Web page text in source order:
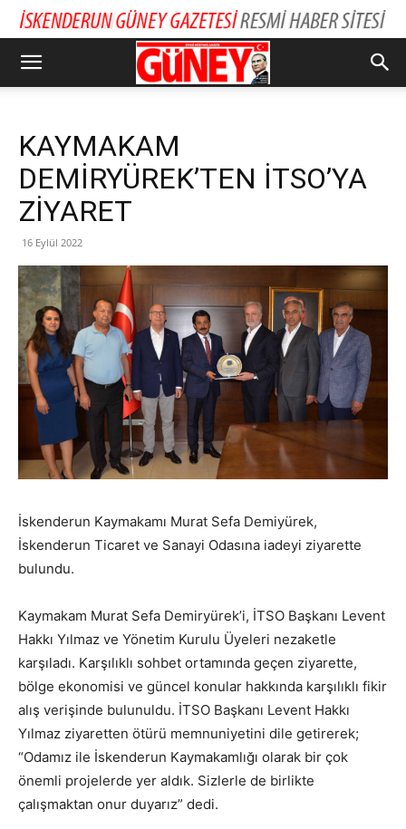
KAYMAKAM
DEMİRYÜREK’TEN İTSO’YA
ZİYARET
16 Eylül 2022
İskenderun Kaymakamı Murat Sefa Demiyürek,
İskenderun Ticaret ve Sanayi Odasına iadeyi ziyarette
bulundu.
Kaymakam Murat Sefa Demiryürek’i, İTSO Başkanı Levent
Hakkı Yılmaz ve Yönetim Kurulu Üyeleri nezaketle
karşıladı. Karşılıklı sohbet ortamında geçen ziyarette,
bölge ekonomisi ve güncel konular hakkında karşılıklı fikir
alış verişinde bulunuldu. İTSO Başkanı Levent Hakkı
Yılmaz ziyaretten ötürü memnuniyetini dile getirerek;
“Odamız ile İskenderun Kaymakamlığı olarak bir çok
önemli projelerde yer aldık. Sizlerle de birlikte
çalışmaktan onur duyarız” dedi.